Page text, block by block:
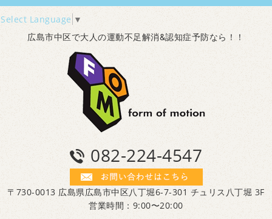
Select Language ▼
広島市中区で大人の運動不足解消&認知症予防なら！！
082-224-4547
〒730-0013 広島県広島市中区八丁堀6-7-301 チュリス八丁堀 3F
営業時間：9:00〜20:00